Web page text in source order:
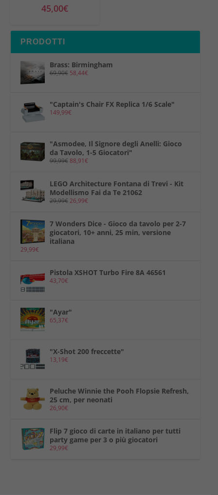
45,00€
PRODOTTI
Brass: Birmingham
69,90€ 58,44€
"Captain's Chair FX Replica 1/6 Scale"
149,99€
"Asmodee, Il Signore degli Anelli: Gioco
da Tavolo, 1-5 Giocatori"
99,99€88,91€
LEGO Architecture Fontana di Trevi - Kit
Modellismo Fai da Te 21062
29,99€26,99€
7 Wonders Dice - Gioco da tavolo per 2-7
giocatori, 10+ anni, 25 min, versione
italiana
29,99€
Pistola XSHOT Turbo Fire 8A 46561
43,70€
"Ayar"
65,37€
"X-Shot 200 freccette"
13,19€
Peluche Winnie the Pooh Flopsie Refresh,
25 cm, per neonati
26,90€
Flip 7 gioco di carte in italiano per tutti
party game per 3 o più giocatori
29,99€